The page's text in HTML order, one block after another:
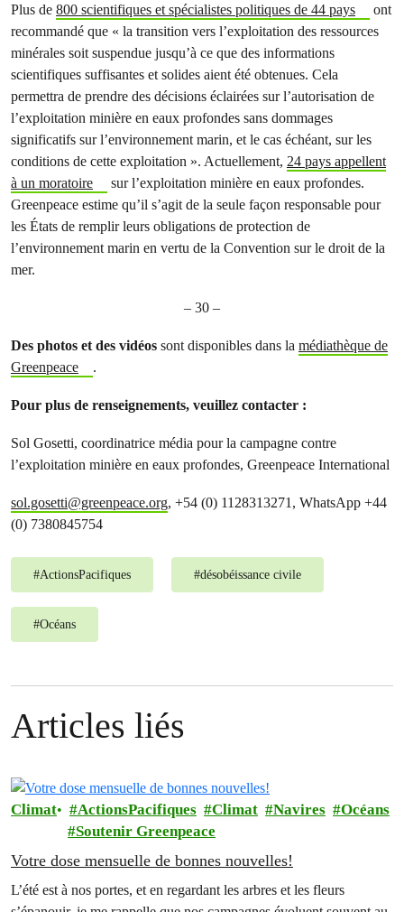
Plus de 800 scientifiques et spécialistes politiques de 44 pays
ont
recommandé que « la transition vers l’exploitation des ressources
minérales soit suspendue jusqu’à ce que des informations
scientifiques suffisantes et solides aient été obtenues. Cela
permettra de prendre des décisions éclairées sur l’autorisation de
l’exploitation minière en eaux profondes sans dommages
significatifs sur l’environnement marin, et le cas échéant, sur les
conditions de cette exploitation ». Actuellement, 24 pays appellent
à un moratoire
sur l’exploitation minière en eaux profondes.
Greenpeace estime qu’il s’agit de la seule façon responsable pour
les États de remplir leurs obligations de protection de
l’environnement marin en vertu de la Convention sur le droit de la
mer.
– 30 –
Des photos et des vidéos sont disponibles dans la médiathèque de
Greenpeace
.
Pour plus de renseignements, veuillez contacter :
Sol Gosetti, coordinatrice média pour la campagne contre
l’exploitation minière en eaux profondes, Greenpeace International
sol.gosetti@greenpeace.org, +54 (0) 1128313271, WhatsApp +44
(0) 7380845754
#ActionsPacifiques #désobéissance civile
#Océans
Articles liés
Climat ActionsPacifiques Climat Navires
Océans
Soutenir Greenpeace
Votre dose mensuelle de bonnes nouvelles!
L’été est à nos portes, et en regardant les arbres et les fleurs